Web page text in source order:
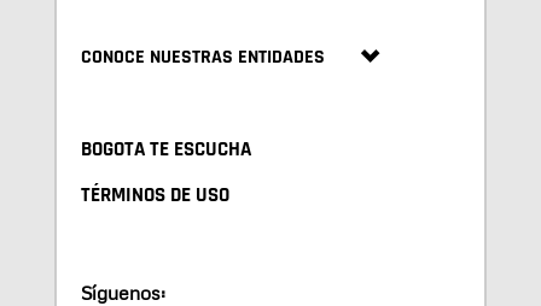
CONOCE NUESTRAS ENTIDADES
BOGOTA TE ESCUCHA
TÉRMINOS DE USO
Síguenos: